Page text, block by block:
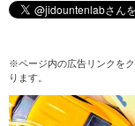
※ページ内の広告リンクを
ります。